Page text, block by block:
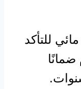
للتأكد
ضمانًا